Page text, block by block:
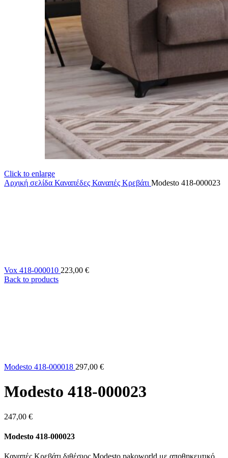
Click to enlarge
Αρχική σελίδα Καναπέδες Καναπές Κρεβάτι Modesto 418-000023
Vox 418-000010 223,00 €
Back to products
Modesto 418-000018 297,00 €
Modesto 418-000023
247,00 €
Modesto 418-000023